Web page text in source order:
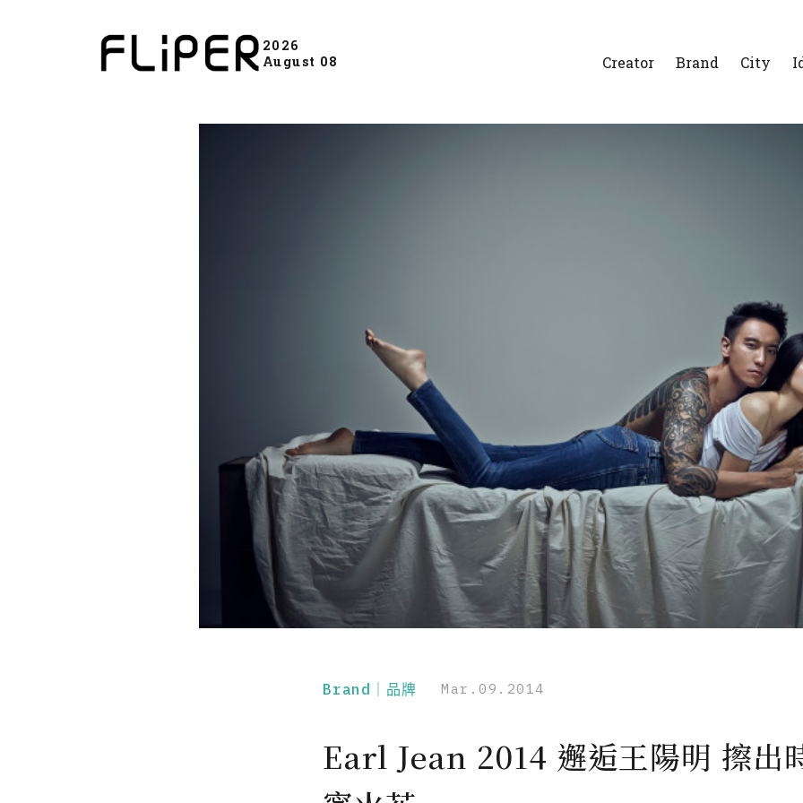
2026
August 08
Creator Brand City
Brand｜品牌 Mar.09.2014
Earl Jean 2014 邂逅王陽明 擦出